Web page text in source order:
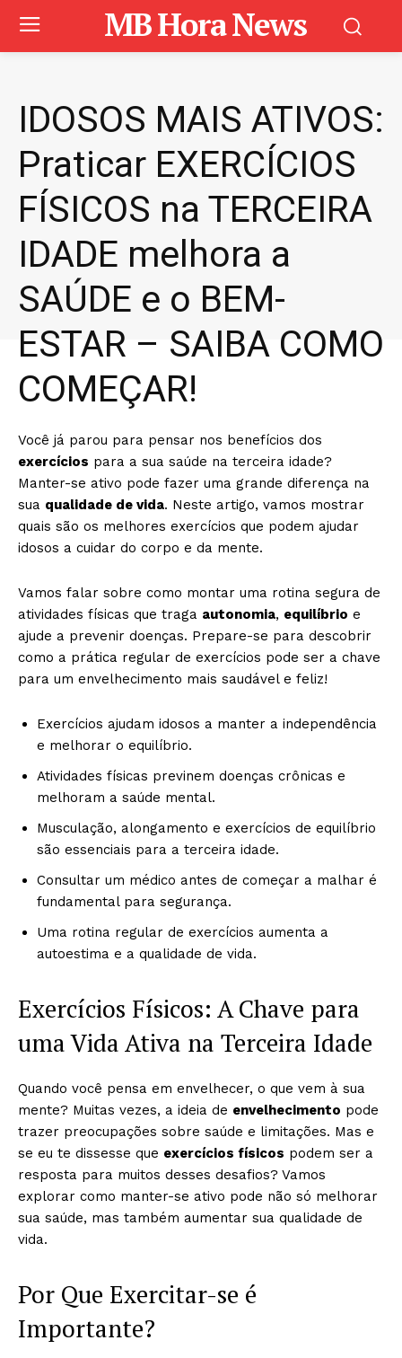
MB Hora News
IDOSOS MAIS ATIVOS:
Praticar EXERCÍCIOS
FÍSICOS na TERCEIRA
IDADE melhora a
SAÚDE e o BEM-
ESTAR – SAIBA COMO
COMEÇAR!
Você já parou para pensar nos benefícios dos
exercícios para a sua saúde na terceira idade?
Manter-se ativo pode fazer uma grande diferença na
sua qualidade de vida. Neste artigo, vamos mostrar
quais são os melhores exercícios que podem ajudar
idosos a cuidar do corpo e da mente.
Vamos falar sobre como montar uma rotina segura de
atividades físicas que traga autonomia, equilíbrio e
ajude a prevenir doenças. Prepare-se para descobrir
como a prática regular de exercícios pode ser a chave
para um envelhecimento mais saudável e feliz!
Exercícios ajudam idosos a manter a independência
e melhorar o equilíbrio.
Atividades físicas previnem doenças crônicas e
melhoram a saúde mental.
Musculação, alongamento e exercícios de equilíbrio
são essenciais para a terceira idade.
Consultar um médico antes de começar a malhar é
fundamental para segurança.
Uma rotina regular de exercícios aumenta a
autoestima e a qualidade de vida.
Exercícios Físicos: A Chave para
uma Vida Ativa na Terceira Idade
Quando você pensa em envelhecer, o que vem à sua
mente? Muitas vezes, a ideia de envelhecimento pode
trazer preocupações sobre saúde e limitações. Mas e
se eu te dissesse que exercícios físicos podem ser a
resposta para muitos desses desafios? Vamos
explorar como manter-se ativo pode não só melhorar
sua saúde, mas também aumentar sua qualidade de
vida.
Por Que Exercitar-se é
Importante?